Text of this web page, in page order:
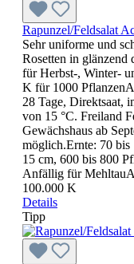
Rapunzel/Feldsalat
Sehr uniforme und
Rosetten in glänzend
für Herbst-, Winter-
K für 1000
28 Tage, Direktsaat,
von 15 °C. Freiland
Gewächshaus ab
möglich.Ernte: 70
15 cm, 600 bis 800
Anfällig für
100.000 K
Details
Tipp